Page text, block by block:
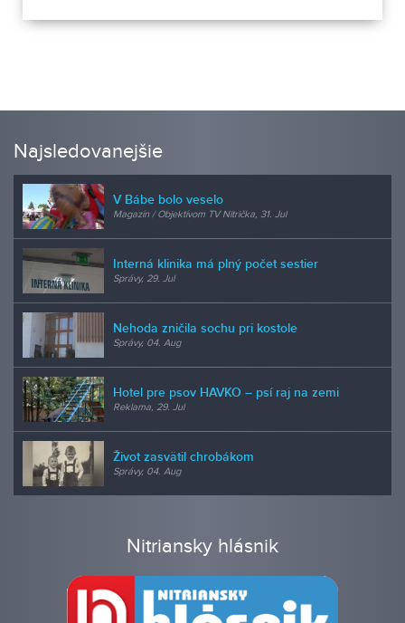
Najsledovanejšie
V Bábe bolo veselo
Magazín / Objektívom TV Nitrička, 31. Jul
Interná klinika má plný počet sestier
Správy, 29. Jul
Nehoda zničila sochu pri kostole
Správy, 04. Aug
Hotel pre psov HAVKO – psí raj na zemi
Reklama, 29. Jul
Život zasvätil chrobákom
Správy, 04. Aug
Nitriansky hlásnik